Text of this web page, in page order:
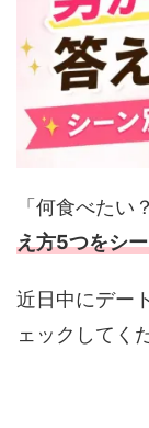
「何食べたい
え方5つをシ
近日中にデー
ェックしてく